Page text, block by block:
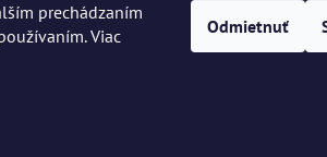
prechádzaním
Viac
Odmietnuť